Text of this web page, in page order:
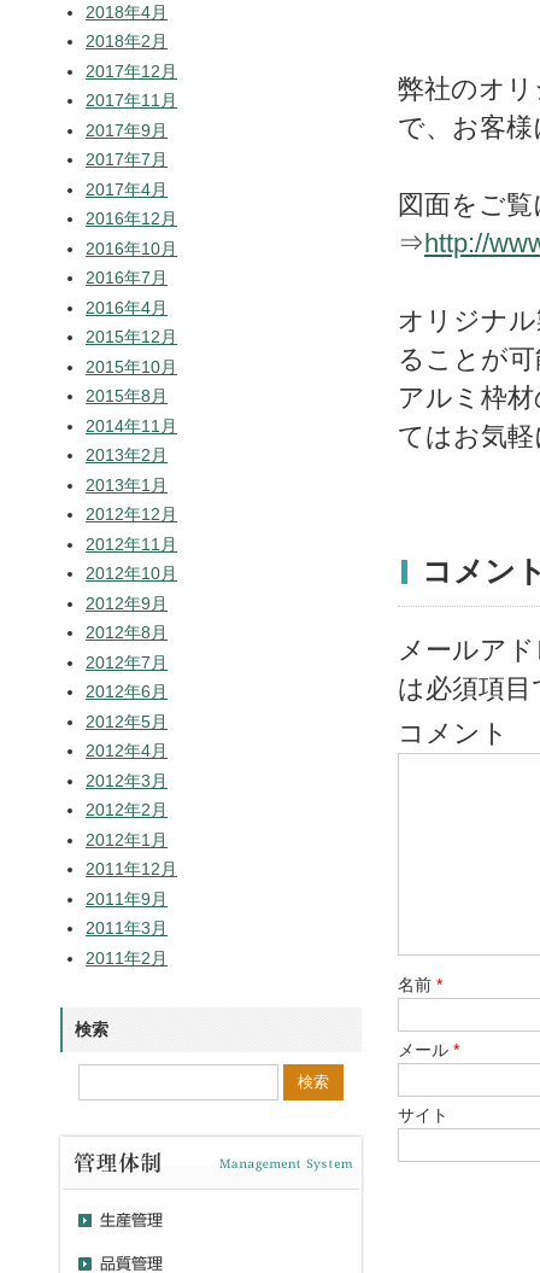
弊社のオ
で、お客
図面をご
⇒http://
オリジナ
ることが
アルミ枠
てはお気
コメン
メールア
は必須項目
コメント
名前 *
メール *
サイト
2018年4月
2018年2月
2017年12月
2017年11月
2017年9月
2017年7月
2017年4月
2016年12月
2016年10月
2016年7月
2016年4月
2015年12月
2015年10月
2015年8月
2014年11月
2013年2月
2013年1月
2012年12月
2012年11月
2012年10月
2012年9月
2012年8月
2012年7月
2012年6月
2012年5月
2012年4月
2012年3月
2012年2月
2012年1月
2011年12月
2011年9月
2011年3月
2011年2月
検索